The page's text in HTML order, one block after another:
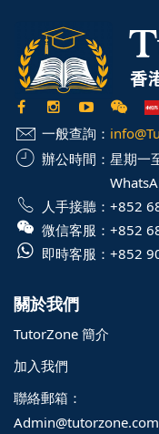
一般查詢：
辦公時間： 星期一
人手接聽： +852
微信客服： +852
即時客服： +852
關於我們
TutorZone 簡介
加入我們
聯絡郵箱：